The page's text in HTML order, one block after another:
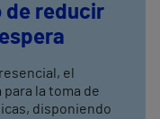
de reducir
el
la toma de
disponiendo